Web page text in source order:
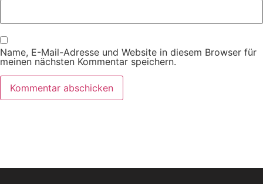
Name, E-Mail-Adresse und Website in diesem Browser für
meinen nächsten Kommentar speichern.